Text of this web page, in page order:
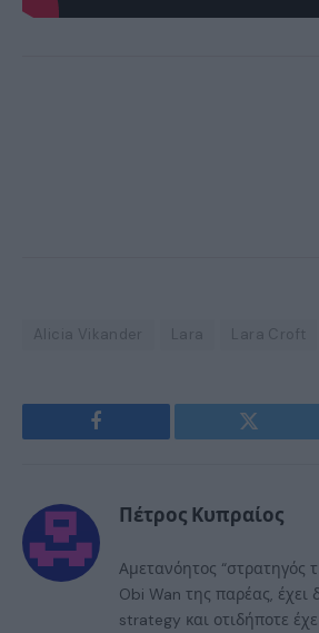
Alicia Vikander Lara Lara Croft
Facebook Twitter
Πέτρος Κυπραίος
Αμετανόητος “στρατηγός
Obi Wan της παρέας, έχει
strategy και οτιδήποτε